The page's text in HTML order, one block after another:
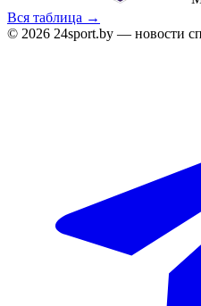
Вся таблица →
© 2026 24sport.by — новости